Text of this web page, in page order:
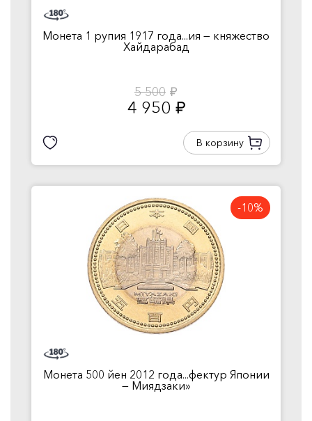
Монета 1 рупия 1917 года...ия — княжество
Хайдарабад
5 500 руб.
4 950 руб.
В корзину
-10%
Монета 500 йен 2012 года...фектур Японии
— Миядзаки»